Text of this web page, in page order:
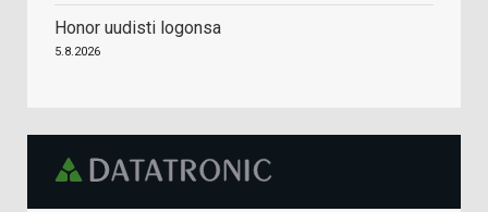
Honor uudisti logonsa
5.8.2026